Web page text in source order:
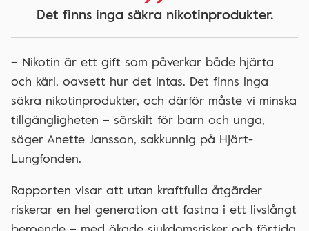
Det finns inga säkra nikotinprodukter.
– Nikotin är ett gift som påverkar både hjärta
och kärl, oavsett hur det intas. Det finns inga
säkra nikotinprodukter, och därför måste vi minska
tillgängligheten – särskilt för barn och unga,
säger Anette Jansson, sakkunnig på Hjärt-
Lungfonden.
Rapporten visar att utan kraftfulla åtgärder
riskerar en hel generation att fastna i ett livslångt